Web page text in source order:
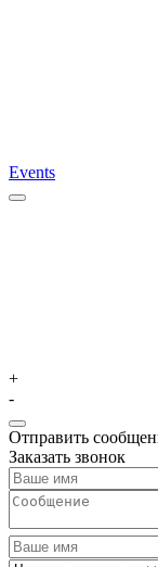
Events
+
-
Отправить
Заказать звонок